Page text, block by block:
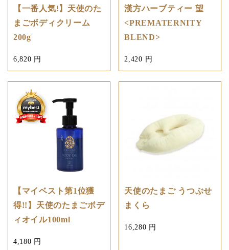
【一番人気!】天使のた
まごボディクリーム
200g
6,820 円
漢方ハーブティー 望
<PREMATERNITY
BLEND>
2,420 円
【マイベスト第1位獲
得!!】天使のたまごボデ
ィオイル100ml
4,180 円
天使のたまご うつぶせ
まくら
16,280 円